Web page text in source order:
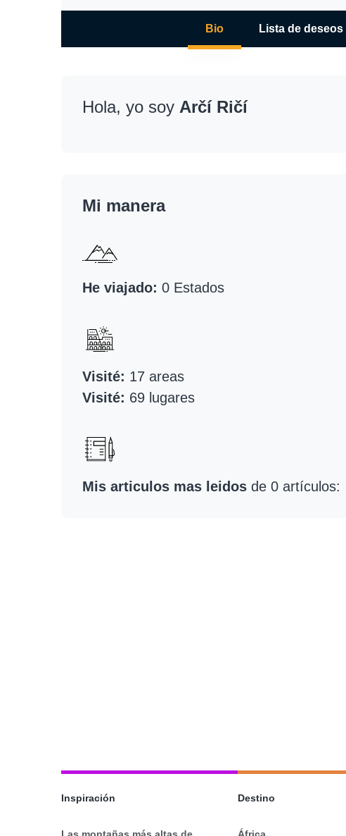
Bio Lista de deseos
Hola, yo soy Arčí Ričí
Mi manera
He viajado: 0 Estados
Visité: 17 areas
Visité: 69 lugares
Mis articulos mas leidos de 0 artículos:
Inspiración Destino